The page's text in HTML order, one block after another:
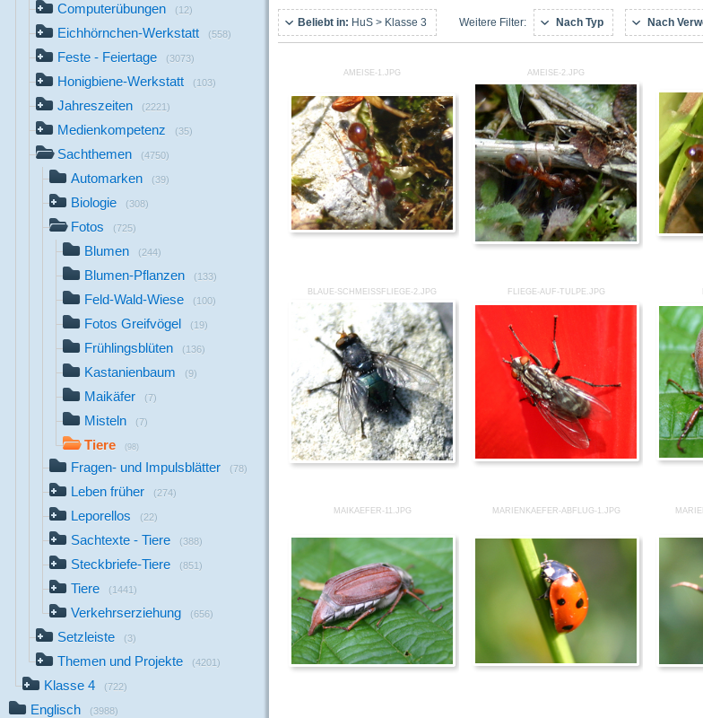
Computerübungen (12)
Eichhörnchen-Werkstatt (558)
Feste - Feiertage (3073)
Honigbiene-Werkstatt (103)
Jahreszeiten (2221)
Medienkompetenz (35)
Sachthemen (4750)
Automarken (39)
Biologie (308)
Fotos (725)
Blumen (244)
Blumen-Pflanzen (133)
Feld-Wald-Wiese (100)
Fotos Greifvögel (19)
Frühlingsblüten (136)
Kastanienbaum (9)
Maikäfer (7)
Misteln (7)
Tiere (98)
Fragen- und Impulsblätter (78)
Leben früher (274)
Leporellos (22)
Sachtexte - Tiere (388)
Steckbriefe-Tiere (851)
Tiere (1441)
Verkehrserziehung (656)
Setzleiste (3)
Themen und Projekte (4201)
Klasse 4 (722)
Englisch (3988)
Beliebt in: HuS > Klasse 3 Weitere Filter: Nach Typ Nach
AMEISE-1.JPG AMEISE-2.JPG
BLAUE-SCHMEISSFLIEGE-2.JPG FLIEGE-AUF-TULPE.JPG
MAIKAEFER-11.JPG MARIENKAEFER-ABFLUG-1.JPG